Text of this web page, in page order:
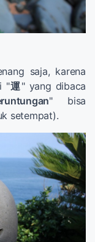
saja, karena
"運" yang dibaca
" bisa
setempat).